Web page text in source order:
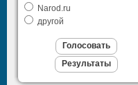
Narod.ru
другой